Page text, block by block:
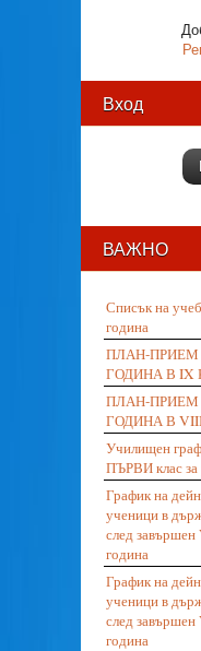
Вход
ВАЖНО
Списък на
година
ПЛАН-ПРИЕМ
ГОДИНА В IX
ПЛАН-ПРИЕМ
ГОДИНА В
Училищен
ПЪРВИ клас за
График на
ученици в
след
година
График на
ученици в
след
година